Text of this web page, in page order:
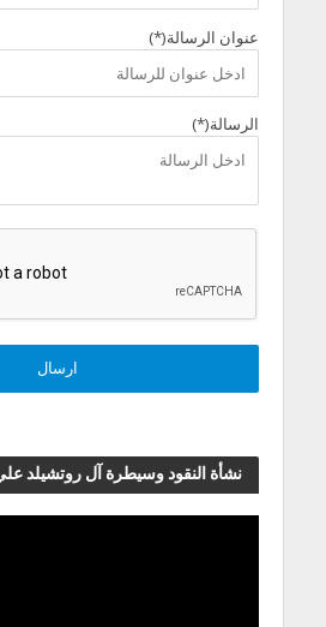
عنوان الرسالة(*)
الرسالة(*)
نشأة النقود وسيطرة آل روتشيلد